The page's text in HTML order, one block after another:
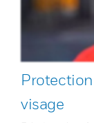
visage